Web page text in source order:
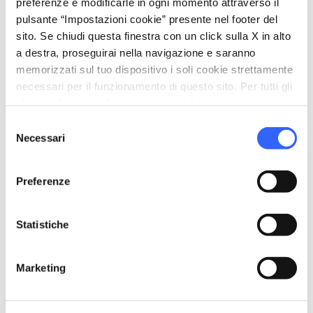
pulsante “Impostazioni cookie” presente nel footer del
sito. Se chiudi questa finestra con un click sulla X in alto
a destra, proseguirai nella navigazione e saranno
memorizzati sul tuo dispositivo i soli cookie strettamente
necessari per il funzionamento di questo sito. Per tutti gli
delNecessari
Preferenze
Statistiche
Marketing
home
Via di S. Vincenzo, 34, 57021 Campiglia